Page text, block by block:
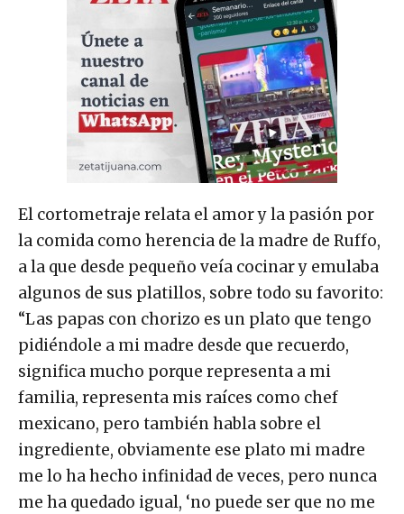
El cortometraje relata el amor y la pasión por
la comida como herencia de la madre de Ruffo,
a la que desde pequeño veía cocinar y emulaba
algunos de sus platillos, sobre todo su favorito:
“Las papas con chorizo es un plato que tengo
pidiéndole a mi madre desde que recuerdo,
significa mucho porque representa a mi
familia, representa mis raíces como chef
mexicano, pero también habla sobre el
ingrediente, obviamente ese plato mi madre
me lo ha hecho infinidad de veces, pero nunca
me ha quedado igual, ‘no puede ser que no me